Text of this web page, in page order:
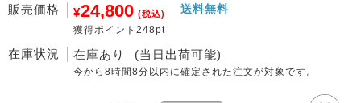
販売価格
¥24,800 (税込)
獲得ポイント248pt
送料無料
在庫状況 在庫あり (当日出荷可能)
今から8時間8分 以内に確定された注文が対象です。